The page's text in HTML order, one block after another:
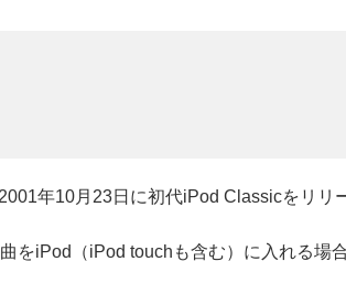
年10月23日に初代iPod Classicをリリ
をiPod（iPod touchも含む）に入れる場